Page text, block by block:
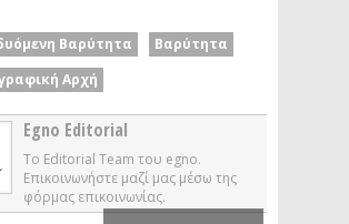
Βαρύτητα
Βαρύτητα
Αρχή
Egno Editorial
Το Editorial Team του egno.
Επικοινωνήστε μαζί μας μέσω της
φόρμας επικοινωνίας.